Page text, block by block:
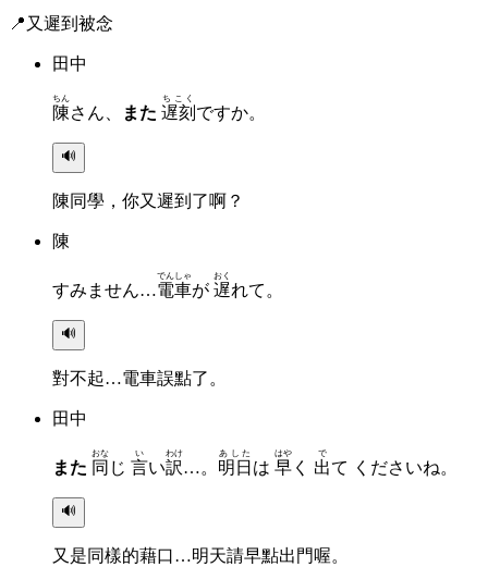
📍 又遲到被念
田中
陳
ちん
さん、 また 遅刻
ちこく
ですか。
🔊
陳同學，你又遲到了啊？
陳
すみません…電車
でんしゃ
が 遅
おく
れて。
🔊
對不起…電車誤點了。
田中
また 同
おな
じ 言
い
い訳
わけ
…。 明日
あした
は 早
はや
く 出
で
て くださいね。
🔊
又是同樣的藉口…明天請早點出門喔。